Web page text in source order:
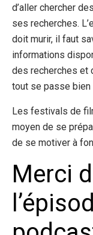
d’aller chercher
ses recherches.
doit murir, il faut
informations
des recherches et
tout se passe bien
Les festivals de
moyen de se
de se motiver à
Merci